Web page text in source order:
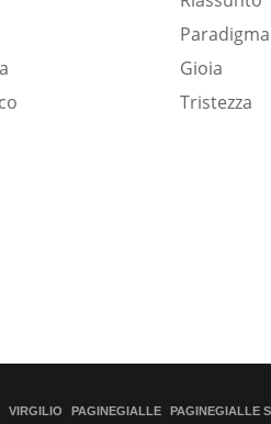
Paradigma
Gioia
Tristezza
VIRGILIO PAGINEGIALLE PAGINEGIALLE